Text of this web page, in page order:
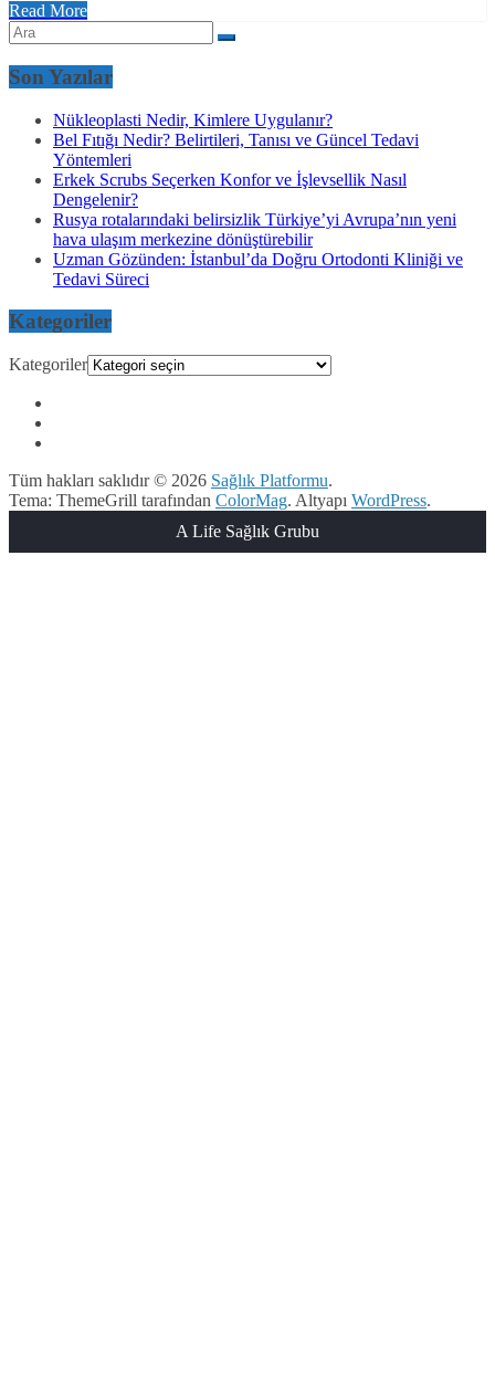
Read More
Son Yazılar
Nükleoplasti Nedir, Kimlere Uygulanır?
Bel Fıtığı Nedir? Belirtileri, Tanısı ve Güncel Tedavi
Yöntemleri
Erkek Scrubs Seçerken Konfor ve İşlevsellik Nasıl
Dengelenir?
Rusya rotalarındaki belirsizlik Türkiye’yi Avrupa’nın yeni
hava ulaşım merkezine dönüştürebilir
Uzman Gözünden: İstanbul’da Doğru Ortodonti Kliniği ve
Tedavi Süreci
Kategoriler
Kategoriler
Tüm hakları saklıdır © 2026 Sağlık Platformu.
Tema: ThemeGrill tarafından ColorMag. Altyapı WordPress.
A Life Sağlık Grubu